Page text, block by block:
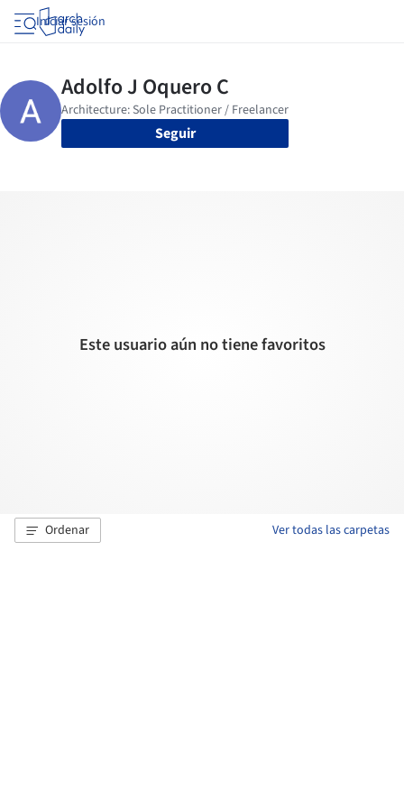
Iniciar sesión
Seguir
Este usuario aún no tiene favoritos
Ordenar Ver todas las carpetas